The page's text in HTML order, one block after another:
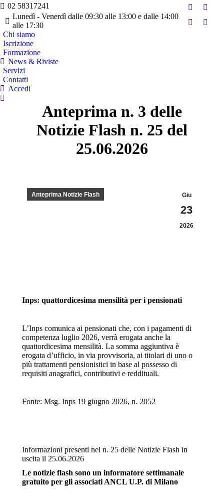
02 58317241
Lunedì - Venerdì dalle 09:30 alle 13:00 e dalle 14:00
alle 17:30
Facebook
pagepage
YouTube
Chi siamo
Iscrizione
Formazione
News & Riviste
Servizi
Contatti
Accedi
Cerca:
Anteprima n. 3 delle
Notizie Flash n. 25 del
25.06.2026
Giu
23
2026
Anteprima Notizie Flash
Inps: quattordicesima mensilità per i pensionati
L’Inps comunica ai pensionati che, con i pagamenti di
competenza luglio 2026, verrà erogata anche la
quattordicesima mensilità. La somma aggiuntiva è
erogata d’ufficio, in via provvisoria, ai titolari di uno o
più trattamenti pensionistici in base al possesso di
requisiti anagrafici, contributivi e reddituali.
Fonte: Msg. Inps 19 giugno 2026, n. 2052
Informazioni presenti nel n. 25 delle Notizie Flash in
uscita il 25.06.2026
Le notizie flash sono un informatore settimanale
gratuito per gli associati ANCL U.P. di Milano